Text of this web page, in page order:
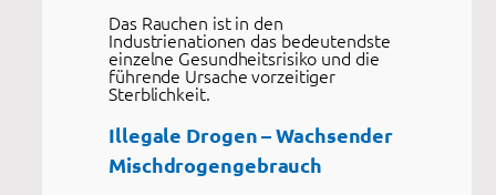
Das Rauchen ist in den
Industrienationen das bedeutendste
einzelne Gesundheitsrisiko und die
führende Ursache vorzeitiger
Sterblichkeit.
Illegale Drogen – Wachsender
Mischdrogengebrauch